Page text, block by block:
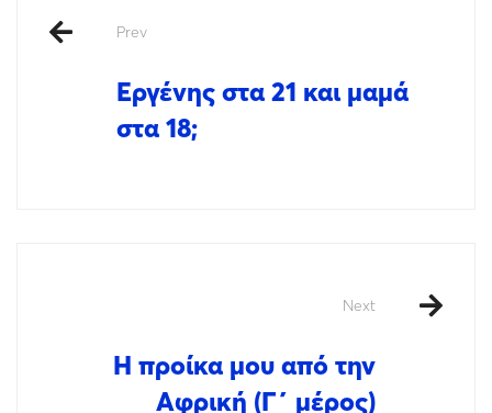
Prev
Εργένης στα 21 και μαμά
στα 18;
Next
Η προίκα μου από την
Αφρική (Γ΄ μέρος)